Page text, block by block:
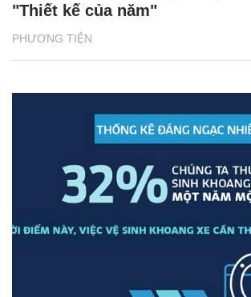
PHƯƠNG TIỆN
"Thiết kế của năm"